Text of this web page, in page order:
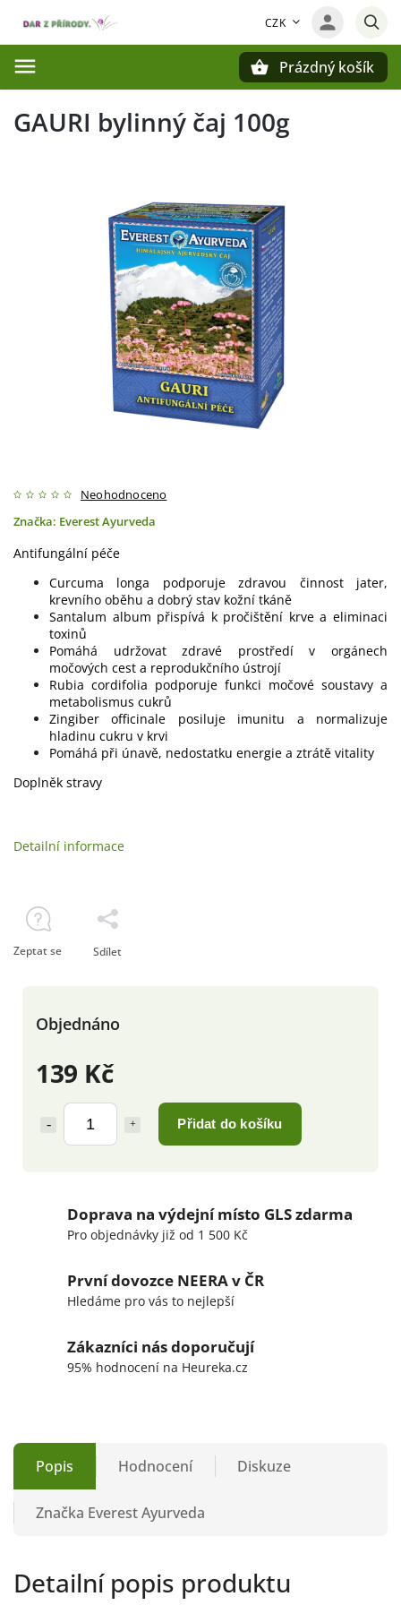
CZK
Prázdný košík
GAURI bylinný čaj 100g
Neohodnoceno
Značka: Everest Ayurveda
139 Kč
Přidat do košíku
Objednáno
Antifungální péče
Curcuma longa podporuje zdravou činnost jater,
krevního oběhu a dobrý stav kožní tkáně
Santalum album přispívá k pročištění krve a eliminaci
toxinů
Pomáhá udržovat zdravé prostředí v orgánech
močových cest a reprodukčního ústrojí
Rubia cordifolia podporuje funkci močové soustavy a
metabolismus cukrů
Zingiber officinale posiluje imunitu a normalizuje
hladinu cukru v krvi
Pomáhá při únavě, nedostatku energie a ztrátě vitality
Doplněk stravy
Detailní informace
Zeptat se Sdílet
Doprava na výdejní místo GLS zdarma
Pro objednávky již od 1 500 Kč
První dovozce NEERA v ČR
Hledáme pro vás to nejlepší
Zákazníci nás doporučují
95% hodnocení na Heureka.cz
Popis Hodnocení Diskuze
Značka Everest Ayurveda
Detailní popis produktu